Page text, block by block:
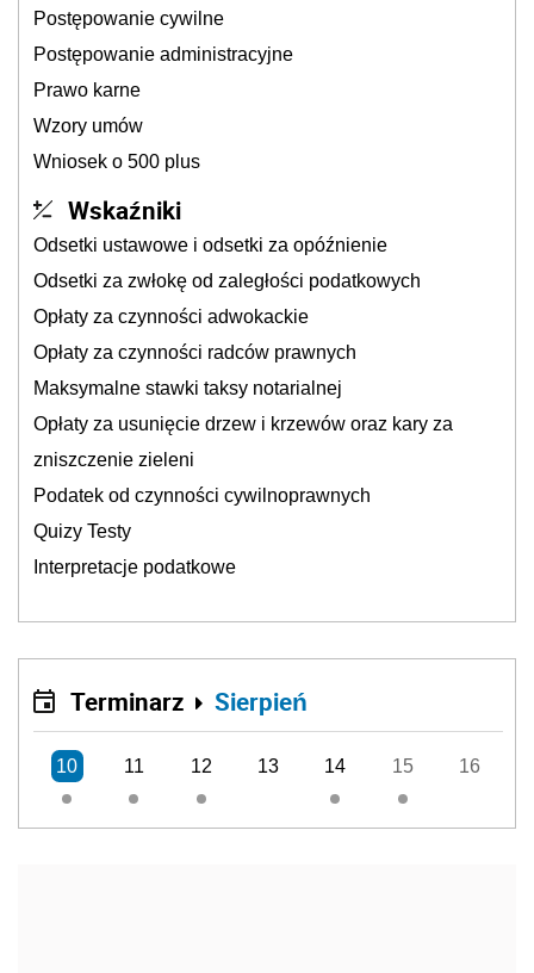
Postępowanie cywilne
Postępowanie administracyjne
Prawo karne
Wzory umów
Wniosek o 500 plus
Wskaźniki
Odsetki ustawowe i odsetki za opóźnienie
Odsetki za zwłokę od zaległości podatkowych
Opłaty za czynności adwokackie
Opłaty za czynności radców prawnych
Maksymalne stawki taksy notarialnej
Opłaty za usunięcie drzew i krzewów oraz kary za
zniszczenie zieleni
Podatek od czynności cywilnoprawnych
Quizy Testy
Interpretacje podatkowe
Terminarz Sierpień
10 11 12 13 14 15 16